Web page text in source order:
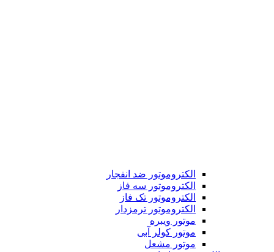
الکتروموتور ضد انفجار
الکتروموتور سه فاز
الکتروموتور تک فاز
الکتروموتور ترمزدار
موتور ویبره
موتور کولر آبی
موتور مشعل